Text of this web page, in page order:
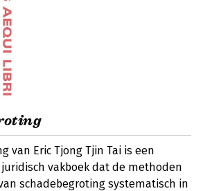
van Eric Tjong Tjin Tai is een
vakboek dat de methoden
schadebegroting systematisch in